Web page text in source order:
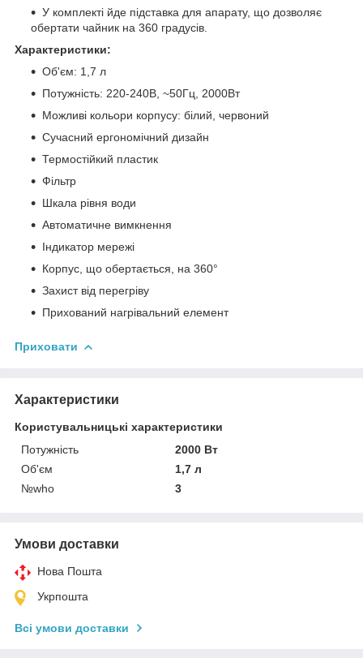
У комплекті йде підставка для апарату, що дозволяє
обертати чайник на 360 градусів.
Характеристики:
Об'єм: 1,7 л
Потужність: 220-240В, ~50Гц, 2000Вт
Можливі кольори корпусу: білий, червоний
Сучасний ергономічний дизайн
Термостійкий пластик
Фільтр
Шкала рівня води
Автоматичне вимкнення
Індикатор мережі
Корпус, що обертається, на 360°
Захист від перегріву
Прихований нагрівальний елемент
Приховати
Характеристики
Користувальницькі характеристики
Потужність
2000 Вт
Об'єм
1,7 л
№who
3
Умови доставки
Нова Пошта
Укрпошта
Всі умови доставки